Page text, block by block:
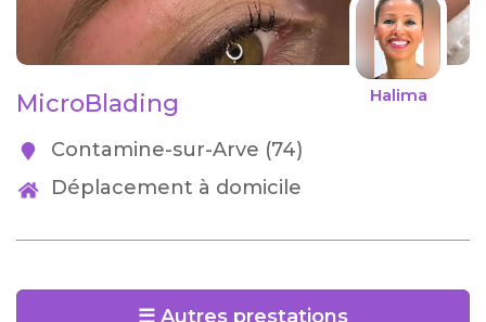
Halima
MicroBlading
Contamine-sur-Arve (74)
Déplacement à domicile
☰ Autres prestations